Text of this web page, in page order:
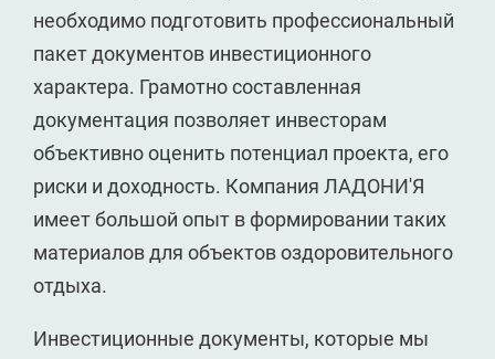
необходимо подготовить профессиональный
пакет документов инвестиционного
характера. Грамотно составленная
документация позволяет инвесторам
объективно оценить потенциал проекта, его
риски и доходность. Компания ЛАДОНИ'Я
имеет большой опыт в формировании таких
материалов для объектов оздоровительного
отдыха.
Инвестиционные документы, которые мы